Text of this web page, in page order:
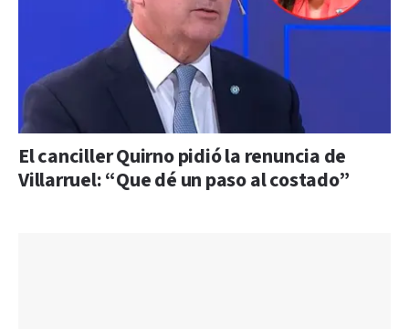
El canciller Quirno pidió la renuncia de
Villarruel: “Que dé un paso al costado”